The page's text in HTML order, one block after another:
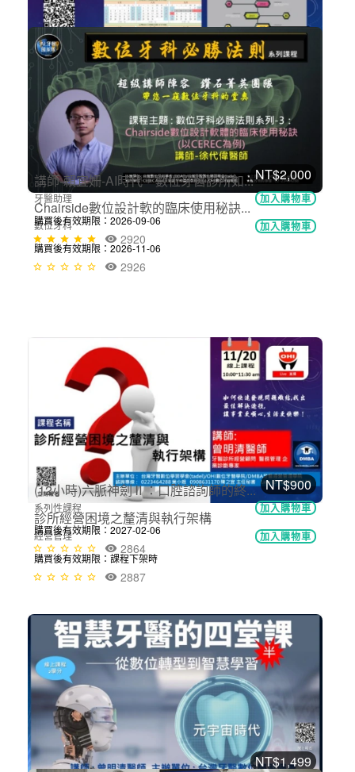
NT$900
建立診所大事年表，一份深度自覺的認知
經營管理 加入購物車
購買後有效期限：2026-09-06
2933
NT$2,000
Chairside數位設計軟的臨床使用秘訣...
數位牙科 加入購物車
購買後有效期限：2026-11-06
2926
NT$1,100
講師-賴宜姍-AI時代，數位牙醫診所如...
牙醫助理 加入購物車
購買後有效期限：2026-09-06
2920
NT$900
診所經營困境之釐清與執行架構
經營管理 加入購物車
購買後有效期限：課程下架時
2887
NT$12,000
(12小時)六脈神劍Ⅱ：口腔諮詢師的終...
系列性課程 加入購物車
購買後有效期限：2027-02-06
2864
NT$1,499